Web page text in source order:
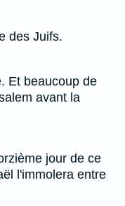
des Juifs.
Et beaucoup de
avant la
jour de ce
l'immolera entre